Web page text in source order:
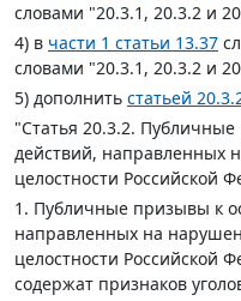
словами "20.3.1, 20.3.2 и
4) в части 1 статьи 13.37
словами "20.3.1, 20.3.2 и
5) дополнить статьей
"Статья 20.3.2. Публичные
действий, направленных
целостности Российской
1. Публичные призывы к
направленных на
целостности Российской
содержат признаков